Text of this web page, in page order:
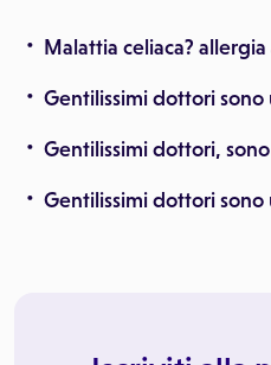
Malattia celiaca?
Gentilissimi dottori sono
Gentilissimi dottori,
Gentilissimi dottori sono